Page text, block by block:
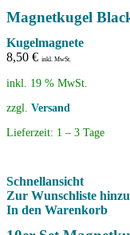
Magnetkugel
Kugelmagnete
8,50 € inkl. MwSt.
inkl. 19 % MwSt.
zzgl. Versand
Lieferzeit: 1 – 3 Tage
Schnellansicht
Zur Wunschliste
In den Warenkorb